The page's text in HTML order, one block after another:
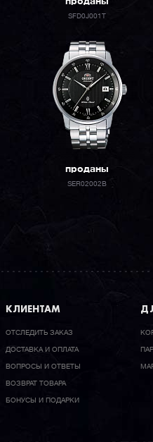
SFD0J001T
проданы
SER02002B
КЛИЕНТАМ
ОТСЛЕДИТЬ ЗАКАЗ
ДОСТАВКА И ОПЛАТА
ВОПРОСЫ И ОТВЕТЫ
ВОЗВРАТ ТОВАРА
БОНУСЫ И ПОДАРКИ